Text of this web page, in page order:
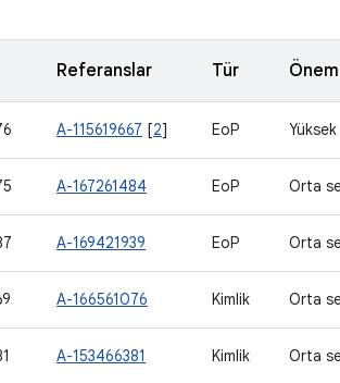
Referanslar Tür
A-115619667 [2] EoP Yüksek
A-167261484 EoP Orta
A-169421939 EoP Orta
A-166561076 Kimlik Orta
A-153466381 Kimlik Orta